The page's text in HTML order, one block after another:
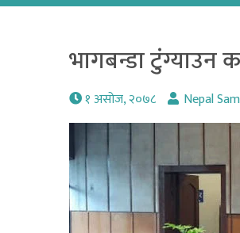
भागबन्डा टुंग्याउन
१ असोज, २०७८ Nepal